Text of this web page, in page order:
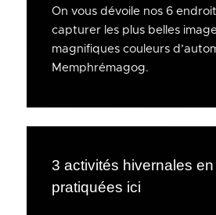
On vous dévoile nos 6
capturer les plus belles
magnifiques couleurs
Memphrémagog.
3 activités hivernales
pratiquées ici